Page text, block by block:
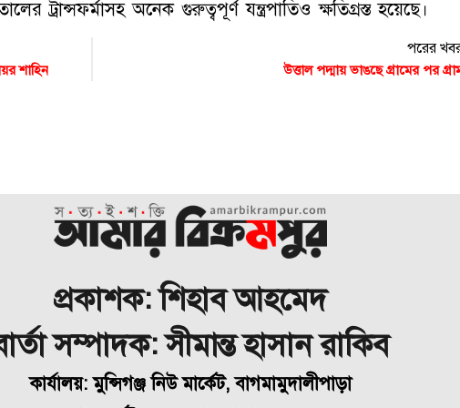
ট্রান্সফর্মাসহ অনেক গুরুত্বপূর্ণ যন্ত্রপাতিও ক্ষতিগ্রস্ত হয়েছে।
শাহিন
পরের
উত্তাল পদ্মায় ভাঙছে গ্রামের পর
প্রকাশক: শিহাব আহমেদ
সম্পাদক: সীমান্ত হাসান রাকিব
কার্যালয়: মুন্সিগঞ্জ নিউ মার্কেট, বাগমামুদালীপাড়া